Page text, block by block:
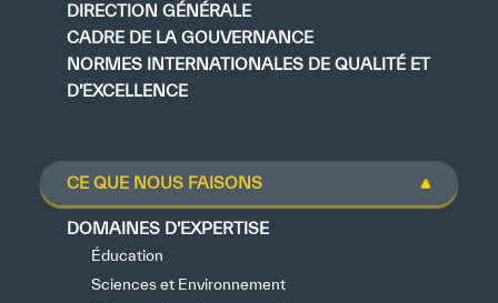
DIRECTION GÉNÉRALE
CADRE DE LA GOUVERNANCE
NORMES INTERNATIONALES DE QUALITÉ ET
D’EXCELLENCE
CE QUE NOUS FAISONS
DOMAINES D’EXPERTISE
Éducation
Sciences et Environnement